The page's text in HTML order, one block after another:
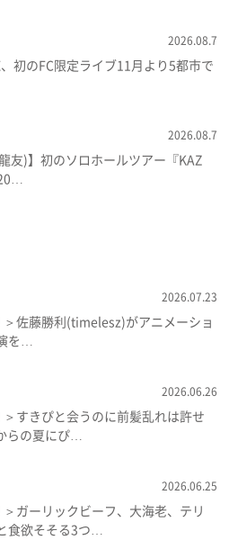
2026.08.7
初のFC限定ライブ11月より5都市で
2026.08.7
龍友)】初のソロホールツアー『KAZ
2026.07.23
＞佐藤勝利(timelesz)がアニメーショ
を…
2026.06.26
すきぴと会うのに前髪乱れは許せ
らの夏にぴ…
2026.06.25
ガーリックビーフ、大海老、テリ
食欲そそる3つ…